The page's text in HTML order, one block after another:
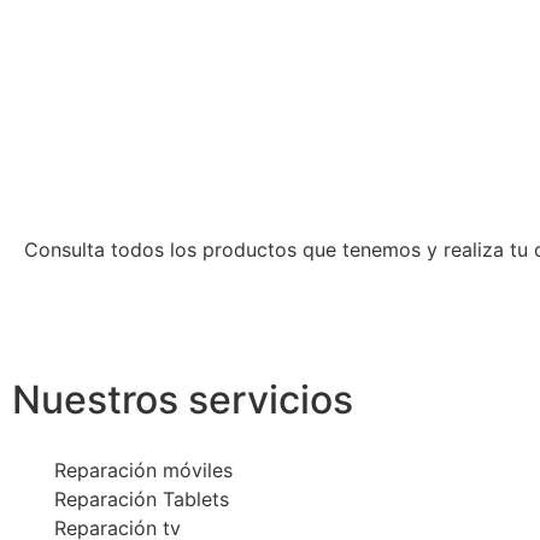
Consulta todos los productos que tenemos y realiza tu
Nuestros servicios
Reparación móviles
Reparación Tablets
Reparación tv